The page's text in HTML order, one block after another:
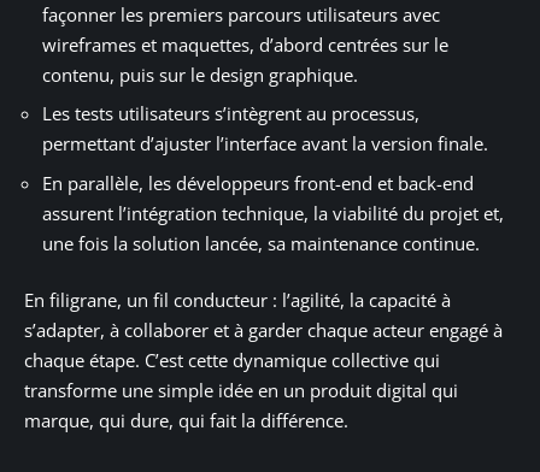
façonner les premiers parcours utilisateurs avec
wireframes et maquettes, d’abord centrées sur le
contenu, puis sur le design graphique.
Les tests utilisateurs s’intègrent au processus,
permettant d’ajuster l’interface avant la version finale.
En parallèle, les développeurs front-end et back-end
assurent l’intégration technique, la viabilité du projet et,
une fois la solution lancée, sa maintenance continue.
En filigrane, un fil conducteur : l’agilité, la capacité à
s’adapter, à collaborer et à garder chaque acteur engagé à
chaque étape. C’est cette dynamique collective qui
transforme une simple idée en un produit digital qui
marque, qui dure, qui fait la différence.